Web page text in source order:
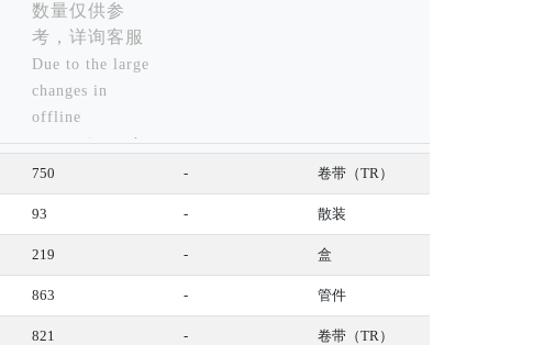
数量仅供参
考，详询客服
Due to the large
changes in
offline
transactions, the
inventory
quantity is for
reference only,
please contact
customer service
for details
750 - 卷带（TR）
93 - 散装
219 - 盒
863 - 管件
821 - 卷带（TR）